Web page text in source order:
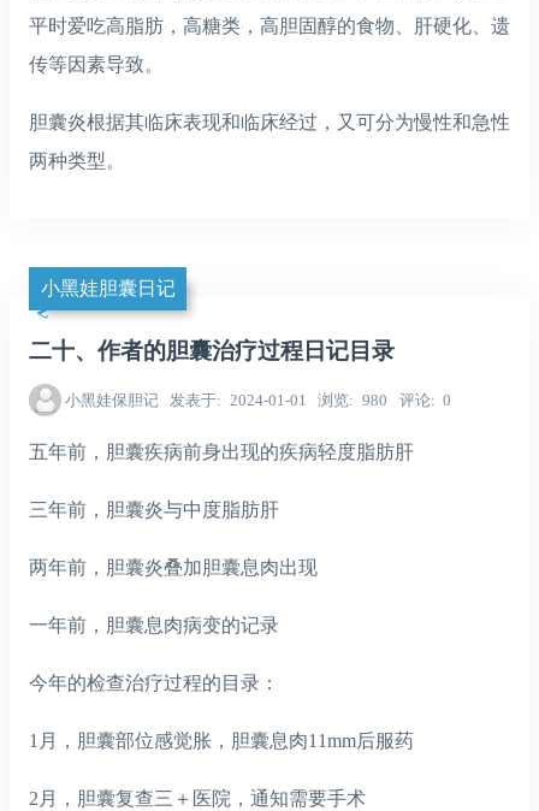
平时爱吃高脂肪，高糖类，高胆固醇的食物、肝硬化、遗
传等因素导致。
胆囊炎根据其临床表现和临床经过，又可分为慢性和急性
两种类型。
小黑娃胆囊日记
二十、作者的胆囊治疗过程日记目录
小黑娃保胆记 发表于 2024-01-01 浏览 980 评论 0
五年前，胆囊疾病前身出现的疾病轻度脂肪肝
三年前，胆囊炎与中度脂肪肝
两年前，胆囊炎叠加胆囊息肉出现
一年前，胆囊息肉病变的记录
今年的检查治疗过程的目录：
1月，胆囊部位感觉胀，胆囊息肉11mm后服药
2月，胆囊复查三＋医院，通知需要手术